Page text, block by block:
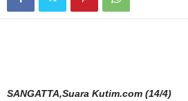
SANGATTA,Suara Kutim.com (14/4)